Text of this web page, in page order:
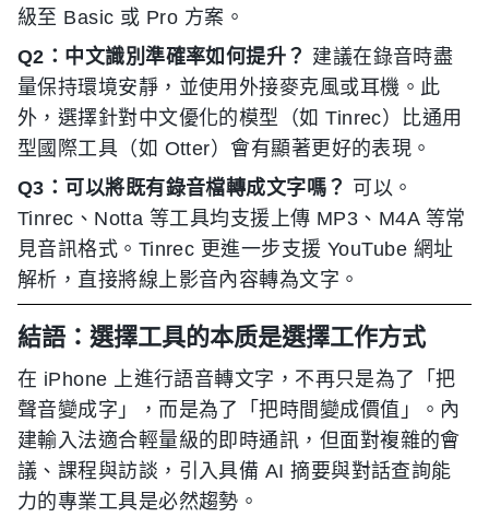
級至 Basic 或 Pro 方案。
Q2：中文識別準確率如何提升？ 建議在錄音時盡
量保持環境安靜，並使用外接麥克風或耳機。此
外，選擇針對中文優化的模型（如 Tinrec）比通用
型國際工具（如 Otter）會有顯著更好的表現。
Q3：可以將既有錄音檔轉成文字嗎？ 可以。
Tinrec、Notta 等工具均支援上傳 MP3、M4A 等常
見音訊格式。Tinrec 更進一步支援 YouTube 網址
解析，直接將線上影音內容轉為文字。
結語：選擇工具的本质是選擇工作方式
在 iPhone 上進行語音轉文字，不再只是為了「把
聲音變成字」，而是為了「把時間變成價值」。內
建輸入法適合輕量級的即時通訊，但面對複雜的會
議、課程與訪談，引入具備 AI 摘要與對話查詢能
力的專業工具是必然趨勢。